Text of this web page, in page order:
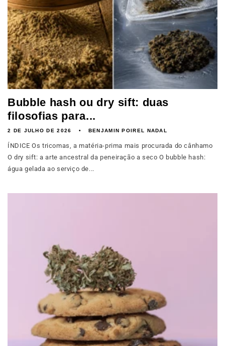
Bubble hash ou dry sift: duas
filosofias para...
2 DE JULHO DE 2026 BENJAMIN POIREL NADAL
ÍNDICE Os tricomas, a matéria-prima mais procurada do cânhamo
O dry sift: a arte ancestral da peneiração a seco O bubble hash:
água gelada ao serviço de...